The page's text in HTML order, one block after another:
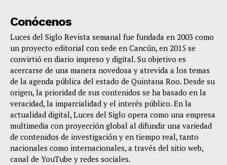
Conócenos
Luces del Siglo Revista semanal fue fundada en 2003 como
un proyecto editorial con sede en Cancún, en 2015 se
convirtió en diario impreso y digital. Su objetivo es
acercarse de una manera novedosa y atrevida a los temas
de la agenda pública del estado de Quintana Roo. Desde su
origen, la prioridad de sus contenidos se ha basado en la
veracidad, la imparcialidad y el interés público. En la
actualidad digital, Luces del Siglo opera como una empresa
multimedia con proyección global al difundir una variedad
de contenidos de investigación y en tiempo real, tanto
nacionales como internacionales, a través del sitio web,
canal de YouTube y redes sociales.